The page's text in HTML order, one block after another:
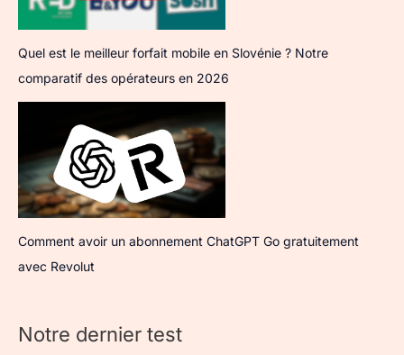
Quel est le meilleur forfait mobile en Slovénie ? Notre
comparatif des opérateurs en 2026
Comment avoir un abonnement ChatGPT Go gratuitement
avec Revolut
Notre dernier test